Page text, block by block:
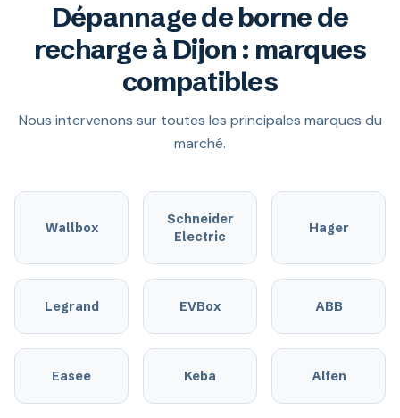
Dépannage de borne de
recharge à Dijon : marques
compatibles
Nous intervenons sur toutes les principales marques du
marché.
Wallbox
Schneider
Electric
Hager
Legrand EVBox ABB
Easee Keba Alfen